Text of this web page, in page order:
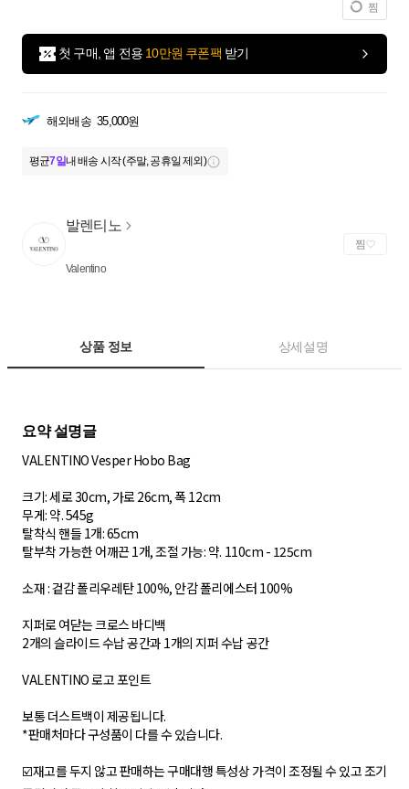
찜
첫 구매, 앱 전용 10만원 쿠폰팩 받기
해외배송 35,000원
평균7일내 배송 시작 (주말, 공휴일 제외)
발렌티노
Valentino
찜
상품 정보 상세설명
요약 설명글
VALENTINO Vesper Hobo Bag
크기: 세로 30cm, 가로 26cm, 폭 12cm
무게: 약. 545g
탈착식 핸들 1개: 65cm
탈부착 가능한 어깨끈 1개, 조절 가능: 약. 110cm - 125cm
소재 : 겉감 폴리우레탄 100%, 안감 폴리에스터 100%
지퍼로 여닫는 크로스 바디백
2개의 슬라이드 수납 공간과 1개의 지퍼 수납 공간
VALENTINO 로고 포인트
보통 더스트백이 제공됩니다.
*판매처마다 구성품이 다를 수 있습니다.
☑️재고를 두지 않고 판매하는 구매대행 특성상 가격이 조정될 수 있고 조기